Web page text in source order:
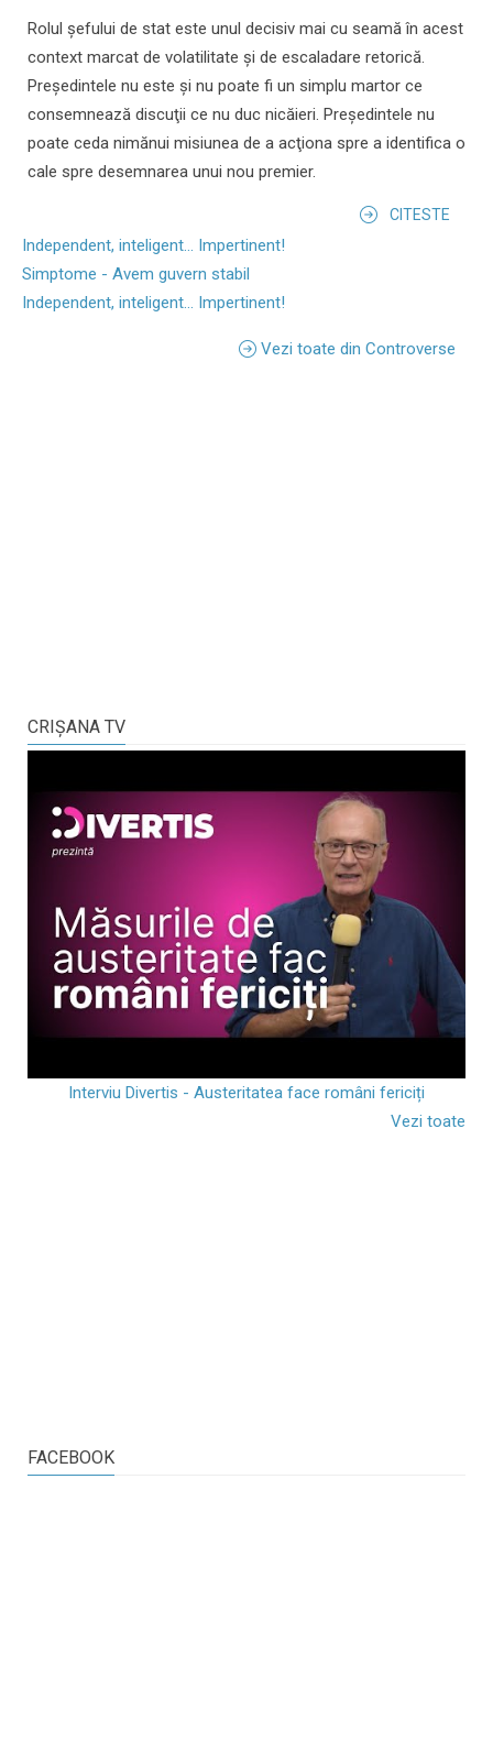
Rolul şefului de stat este unul decisiv mai cu seamă în acest
context marcat de volatilitate şi de escaladare retorică.
Preşedintele nu este şi nu poate fi un simplu martor ce
consemnează discuţii ce nu duc nicăieri. Preşedintele nu
poate ceda nimănui misiunea de a acţiona spre a identifica o
cale spre desemnarea unui nou premier.
CITESTE
Independent, inteligent... Impertinent!
Simptome - Avem guvern stabil
Independent, inteligent... Impertinent!
Vezi toate din Controverse
CRIŞANA TV
Interviu Divertis - Austeritatea face români fericiți
Vezi toate
FACEBOOK